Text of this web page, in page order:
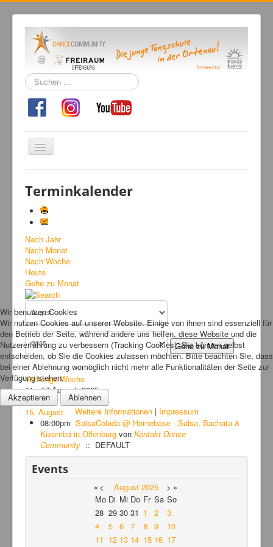
Suchen
...
Navigation
an/aus
Tanzschule
Kursangebot
Events
Fuegolatino
Bilder
News
Links
FAQ
Hansefit
Kontakt
Terminkalender
Nach Jahr
Nach Monat
Nach Woche
Heute
Gehe zu Monat
Gehe zu Monat
Vorherige Woche
11 - 17 August, 2025
Folgende Woche
15. August
08:00pm SalsaColada @ Homebase - Salsa, Bachata &
Kizomba in Offenburg von Kontakt Dance
Community :: DEFAULT
Events
« < August 2025 > »
Mo Di Mi Do Fr Sa So
28 29 30 31 1 2
3
4
5 6 7 8 9
10
11 12 13 14 15 16 17
Wir benutzen Cookies
Wir nutzen Cookies auf unserer Website. Einige von ihnen sind essenziell für
den Betrieb der Seite, während andere uns helfen, diese Website und die
Nutzererfahrung zu verbessern (Tracking Cookies). Sie können selbst
entscheiden, ob Sie die Cookies zulassen möchten. Bitte beachten Sie, dass
bei einer Ablehnung womöglich nicht mehr alle Funktionalitäten der Seite zur
Verfügung stehen.
Akzeptieren
Ablehnen
Weitere Informationen| Impressum